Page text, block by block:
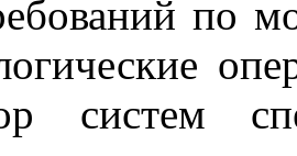
по
систем